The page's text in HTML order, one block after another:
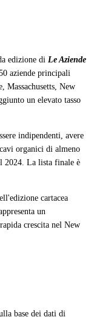
edizione di Le Aziende
aziende principali
Massachusetts, New
un elevato tasso
indipendenti, avere
organici di almeno
2024. La lista finale è
cartacea
un
crescita nel New
base dei dati di